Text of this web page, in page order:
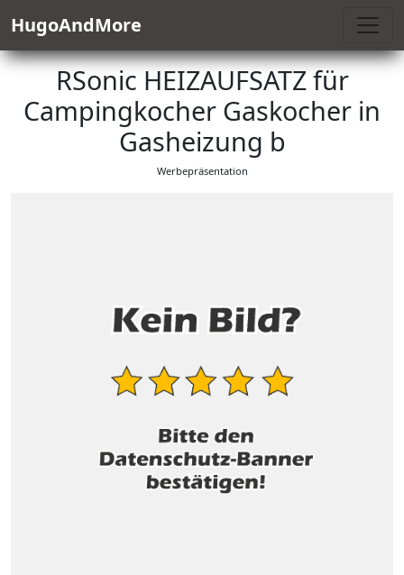
HugoAndMore
RSonic HEIZAUFSATZ für
Campingkocher Gaskocher in
Gasheizung b
Werbepräsentation